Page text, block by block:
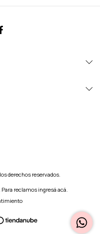
derechos reservados.
reclamos ingresá acá.